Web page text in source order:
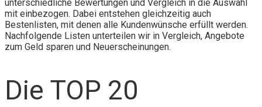
unterschiedliche Bewertungen und Vergleich in die Auswahl
mit einbezogen. Dabei entstehen gleichzeitig auch
Bestenlisten, mit denen alle Kundenwünsche erfüllt werden.
Nachfolgende Listen unterteilen wir in Vergleich, Angebote
zum Geld sparen und Neuerscheinungen.
Die TOP 20